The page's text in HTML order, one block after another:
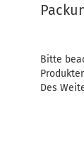
Bitte
Des